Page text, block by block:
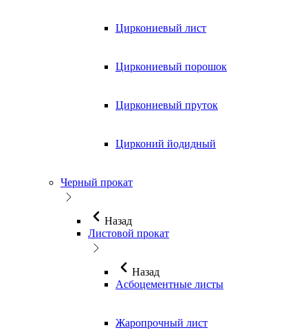
Циркониевый лист
Циркониевый порошок
Циркониевый пруток
Цирконий йодидный
Черный прокат
Назад
Листовой прокат
Назад
Асбоцементные листы
Жаропрочный лист